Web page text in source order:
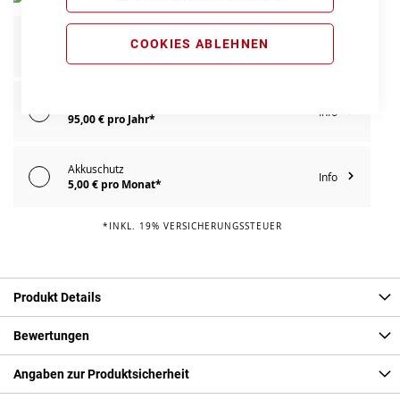
COOKIES ABLEHNEN
E-Bike Komplettschutz
95,00 € pro Jahr*
Info
Akkuschutz
5,00 € pro Monat*
Info
*INKL. 19% VERSICHERUNGSSTEUER
Produkt Details
Bewertungen
Angaben zur Produktsicherheit